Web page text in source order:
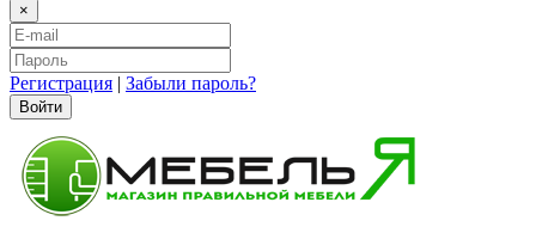
×
Регистрация | Забыли пароль?
Войти